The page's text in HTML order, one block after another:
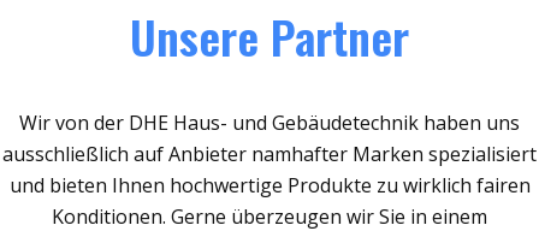
Unsere Partner
Wir von der DHE Haus- und Gebäudetechnik haben uns
ausschließlich auf Anbieter namhafter Marken spezialisiert
und bieten Ihnen hochwertige Produkte zu wirklich fairen
Konditionen. Gerne überzeugen wir Sie in einem